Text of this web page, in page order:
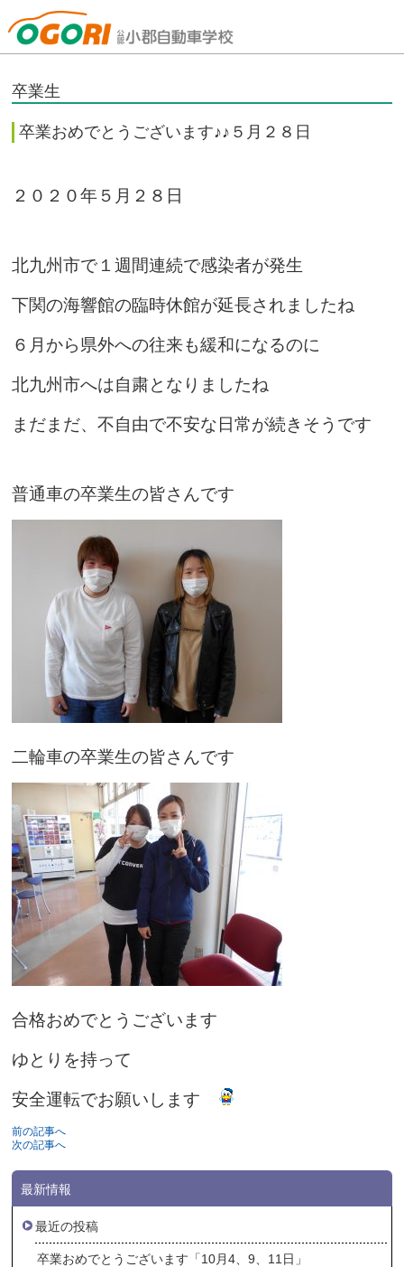
山口県小郡自動車学校
卒業生
卒業おめでとうございます♪♪５月２８日
２０２０年５月２８日
北九州市で１週間連続で感染者が発生
下関の海響館の臨時休館が延長されましたね
６月から県外への往来も緩和になるのに
北九州市へは自粛となりましたね
まだまだ、不自由で不安な日常が続きそうです
普通車の卒業生の皆さんです
二輪車の卒業生の皆さんです
合格おめでとうございます
ゆとりを持って
安全運転でお願いします
前の記事へ
次の記事へ
最新情報
最近の投稿
卒業おめでとうございます「10月4、9、11日」